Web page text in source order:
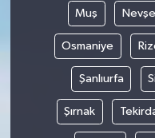
Muş
Osmaniye
Şanlıurfa
Şırnak